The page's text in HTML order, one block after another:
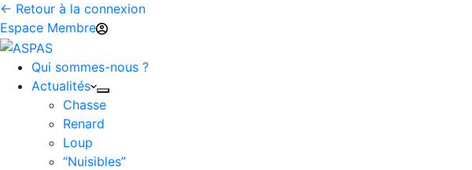
← Retour à la connexion
Espace Membre
Qui sommes-nous ?
Actualités
Chasse
Renard
Loup
“Nuisibles”